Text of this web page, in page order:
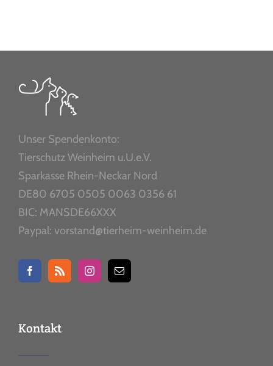
Unser Spendenkonto:
Tierschutz Weinheim u.U.e.V.
Sparkasse Rhein-Neckar Nord
DE80 6705 0505 0063 0356 61
BIC: MANSDE66XXX
Paypal: vorstand@tierheim-weinheim.de
Kontakt